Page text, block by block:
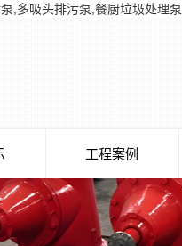
,多吸头排污泵,餐厨垃圾处理
工程案例